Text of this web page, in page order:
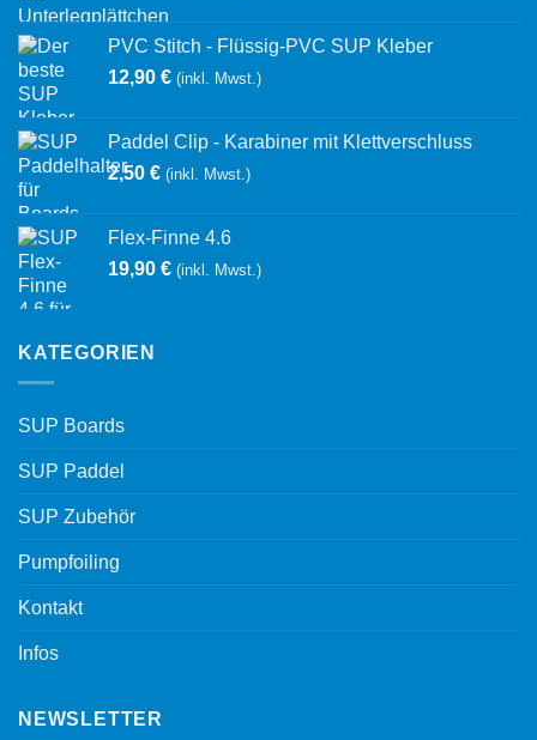
PVC Stitch - Flüssig-PVC SUP Kleber
12,90 € (inkl. Mwst.)
Paddel Clip - Karabiner mit Klettverschluss
2,50 € (inkl. Mwst.)
Flex-Finne 4.6
19,90 € (inkl. Mwst.)
KATEGORIEN
SUP Boards
SUP Paddel
SUP Zubehör
Pumpfoiling
Kontakt
Infos
NEWSLETTER